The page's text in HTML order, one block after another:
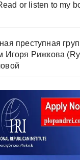
or listen to my
преступная
Игоря Рижкова